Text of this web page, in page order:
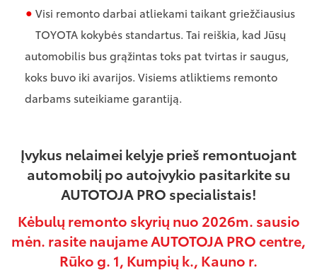
Visi remonto darbai atliekami taikant griežčiausius
TOYOTA kokybės standartus. Tai reiškia, kad Jūsų
automobilis bus grąžintas toks pat tvirtas ir saugus,
koks buvo iki avarijos. Visiems atliktiems remonto
darbams suteikiame garantiją.
Įvykus nelaimei kelyje prieš remontuojant
automobilį po autoįvykio pasitarkite su
AUTOTOJA PRO specialistais!
Kėbulų remonto skyrių nuo 2026m. sausio
mėn. rasite naujame AUTOTOJA PRO centre,
Rūko g. 1, Kumpių k., Kauno r.